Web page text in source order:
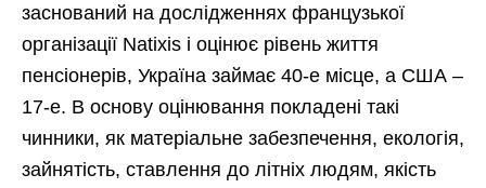
заснований на дослідженнях французької
організації Natixis і оцінює рівень життя
пенсіонерів, Україна займає 40-е місце, а США –
17-е. В основу оцінювання покладені такі
чинники, як матеріальне забезпечення, екологія,
зайнятість, ставлення до літніх людям, якість